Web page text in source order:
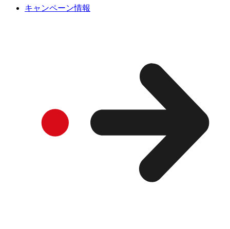
キャンペーン情報